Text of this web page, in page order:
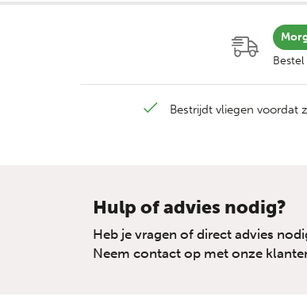
Bestrijdt vliegen voordat
Hulp of advies nodig?
Heb je vragen of direct advies
Neem contact op met onze